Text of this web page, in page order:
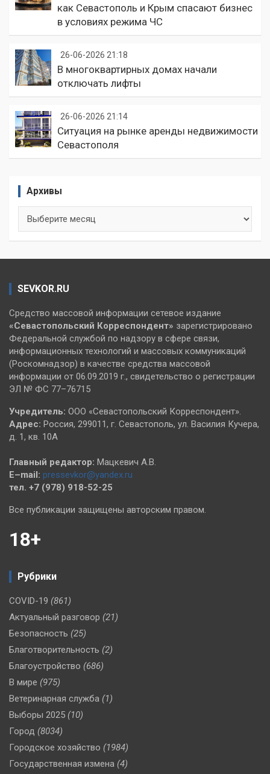
как Севастополь и Крым спасают бизнес
в условиях режима ЧС
26-06-2026 21:18
В многоквартирных домах начали
отключать лифты
26-06-2026 21:14
Ситуация на рынке аренды недвижимости
Севастополя
Архивы
SEVKOR.RU
Средство массовой информации сетевое издание
«Севастопольский Корреспондент» зарегистрировано
Федеральной службой по надзору в сфере связи,
информационных технологий и массовых коммуникаций
(Роскомнадзор) в качестве средства массовой
информации от 06.09.2019 г., свидетельство о регистрации
ЭЛ № ФС 77–76715
Учредитель: ООО «Севастопольский Корреспондент».
Адрес: Россия, 299011, г. Севастополь, ул. Василия Кучера,
д. 1, кв. 10А
Главный редактор: Мацкевич А.В.
E–mail: pressevkor@yandex.ru
тел. +7 (978) 918-52-25
Все публикации защищены авторским правом.
18+
Рубрики
COVID-19 (861)
Актуальный разговор (21)
Безопасность (25)
Благотворительность (2)
Благоустройство (686)
В мире (975)
Ветеринарная служба (1)
Выборы 2025 (10)
Город (8034)
Городское хозяйство (1984)
Государственная измена (4)